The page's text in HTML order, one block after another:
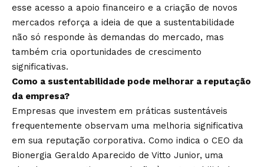
esse acesso a apoio financeiro e a criação de novos
mercados reforça a ideia de que a sustentabilidade
não só responde às demandas do mercado, mas
também cria oportunidades de crescimento
significativas.
Como a sustentabilidade pode melhorar a reputação
da empresa?
Empresas que investem em práticas sustentáveis
frequentemente observam uma melhoria significativa
em sua reputação corporativa. Como indica o CEO da
Bionergia Geraldo Aparecido de Vitto Junior, uma